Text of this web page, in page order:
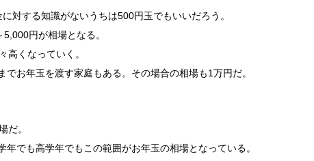
対する知識がないうちは500円玉でもいいだろう。
円が相場となる。
高くなっていく。
お年玉を渡す家庭もある。その場合の相場も1万円だ。
だ。
でも高学年でもこの範囲がお年玉の相場となっている。